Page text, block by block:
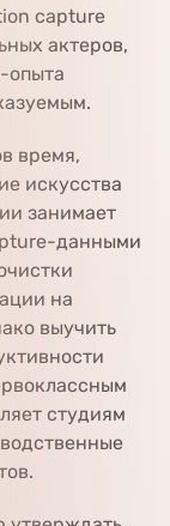
capture
актеров,
опыта
время,
искусства
занимает
данными
на
выучить
студиям